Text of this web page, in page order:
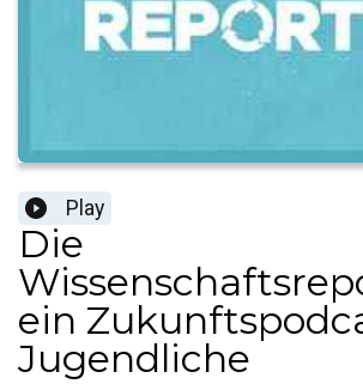
Play
Die
ein
Jugendliche